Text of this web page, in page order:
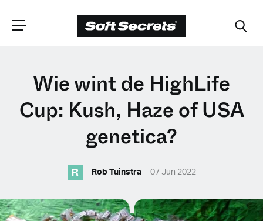
CHOOSE YOUR
LANGUAGE
English (United Kingdom)
English (United States)
Wie wint de HighLife
Cup: Kush, Haze of USA
genetica?
R Rob Tuinstra 07 Jun 2022